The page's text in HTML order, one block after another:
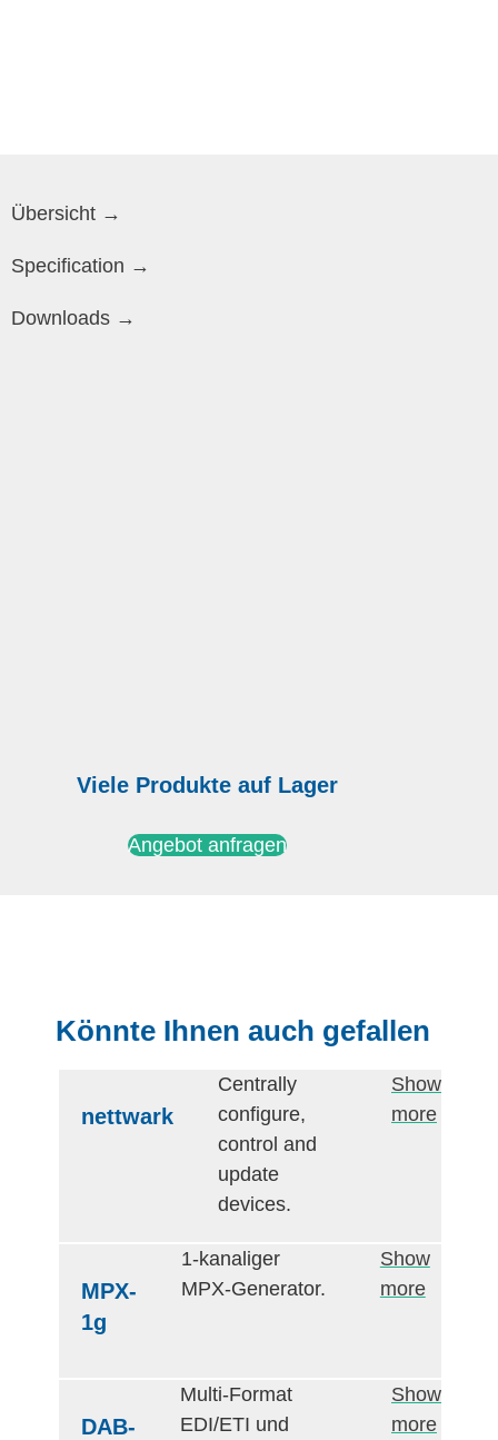
Übersicht →
Specification →
Downloads →
Viele Produkte auf Lager
Angebot anfragen
Könnte Ihnen auch gefallen
nettwark
Centrally
configure,
control and
update
devices.
Show
more
MPX-
1g
1-kanaliger
MPX-Generator.
Show
more
DAB-
Multi-Format
EDI/ETI und
Show
more